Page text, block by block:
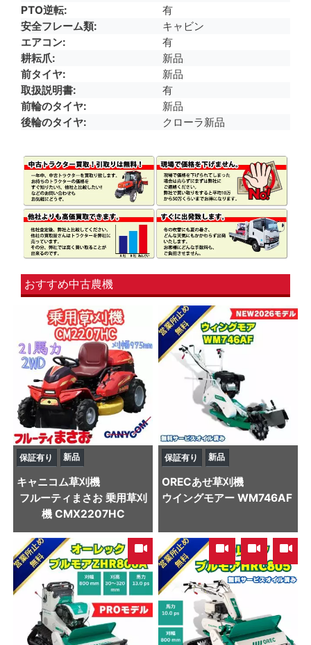
PTO逆転
有
安全フレーム類
キャビン
エアコン
有
耕耘爪
新品
前タイヤ
新品
取扱説明書
有
前輪のタイヤ
新品
後輪のタイヤ
クローラ新品
おすすめ中古農機
保証有り 新品
キャニコム草刈機
フルーティまさお 乗用草刈
機 CMX2207HC
保証有り 新品
ORECあせ草刈機
ウイングモアー WM746AF
, ,